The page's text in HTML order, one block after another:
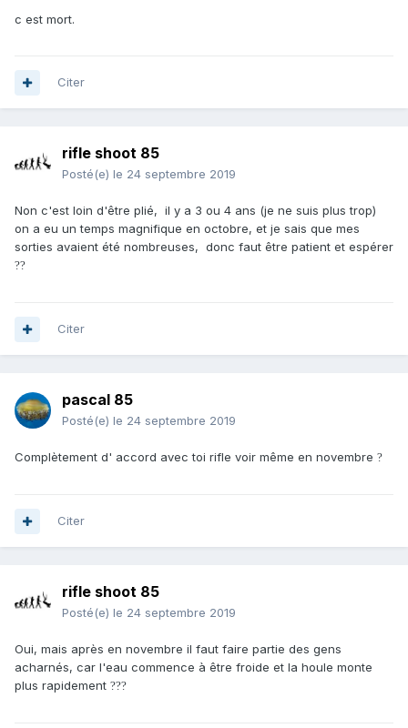
c est mort.
Citer
rifle shoot 85
Posté(e) le 24 septembre 2019
Non c'est loin d'être plié, il y a 3 ou 4 ans (je ne suis plus trop)
on a eu un temps magnifique en octobre, et je sais que mes
sorties avaient été nombreuses, donc faut être patient et espérer
??
Citer
pascal 85
Posté(e) le 24 septembre 2019
Complètement d' accord avec toi rifle voir même en novembre ?
Citer
rifle shoot 85
Posté(e) le 24 septembre 2019
Oui, mais après en novembre il faut faire partie des gens
acharnés, car l'eau commence à être froide et la houle monte
plus rapidement ???